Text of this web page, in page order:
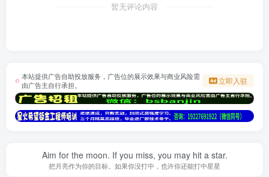
暂无评论内容
本站提供广告自助投放服务，广告位的展示效果与商业风险需
由广告主自行承担。
立即入驻
Aim for the moon. If you miss, you may hit a star.
把月亮作为你的目标。如果你没打中，也许你还能打中星星